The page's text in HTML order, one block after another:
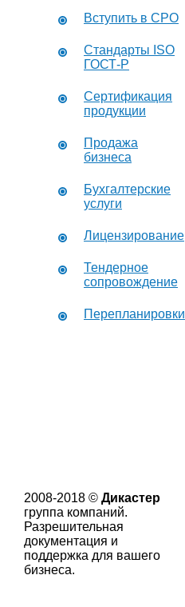
Вступить в СРО
Стандарты ISO
ГОСТ-Р
Сертификация
продукции
Продажа
бизнеса
Бухгалтерские
услуги
Лицензирование
Тендерное
сопровождение
Перепланировки
2008-2018 © Дикастер
группа компаний.
Разрешительная
документация и
поддержка для вашего
бизнеса.